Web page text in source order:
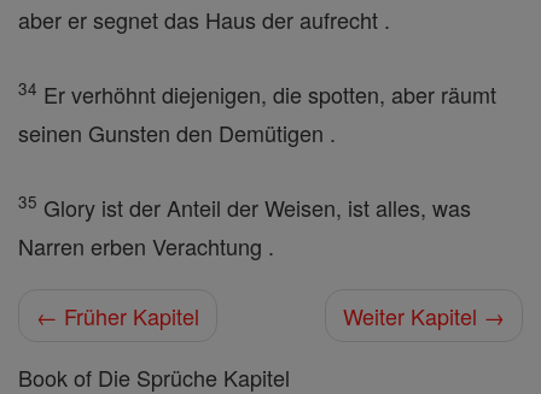
aber er segnet das Haus der aufrecht .
34 Er verhöhnt diejenigen, die spotten, aber räumt
seinen Gunsten den Demütigen .
35 Glory ist der Anteil der Weisen, ist alles, was
Narren erben Verachtung .
← Früher Kapitel
Weiter Kapitel →
Book of Die Sprüche Kapitel